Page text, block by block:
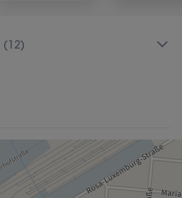
(12)